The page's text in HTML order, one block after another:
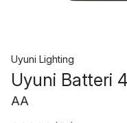
Uyuni Lighting
Uyuni Batteri
AA